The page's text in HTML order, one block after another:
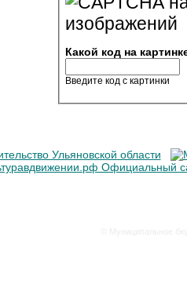
Какой код на
Введите код с картинки
© Муниципальное